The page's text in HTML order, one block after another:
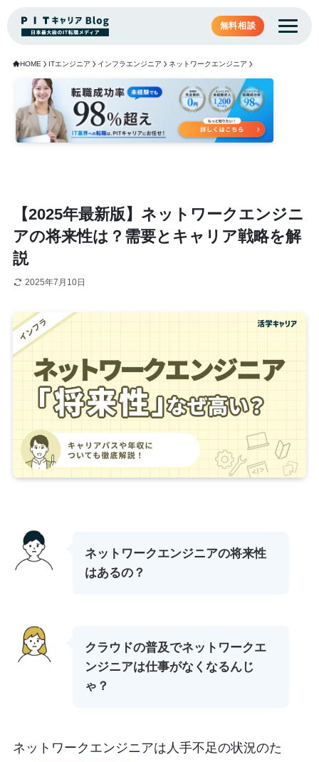
無料相談
HOME ITエンジニア インフラエンジニア ネットワークエンジニア
【2025年最新版】ネットワークエンジニ
アの将来性は？需要とキャリア戦略を解
説
2025年7月10日
ネットワークエンジニアの将来性
はあるの？
クラウドの普及でネットワークエ
ンジニアは仕事がなくなるんじ
ゃ？
ネットワークエンジニアは人手不足の状況のた